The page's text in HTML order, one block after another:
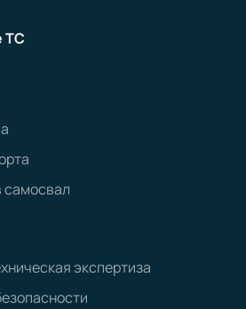
ТС
самосвал
экспертиза